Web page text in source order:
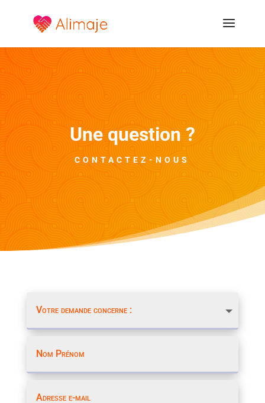
Une question ?
CONTACTEZ-NOUS